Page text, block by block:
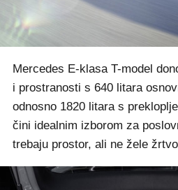
Mercedes E-klasa T-model
i prostranosti s 640 litara
odnosno 1820 litara s
čini idealnim izborom za
trebaju prostor, ali ne žele